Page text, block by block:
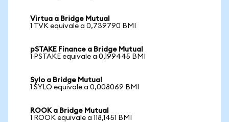
Virtua a Bridge Mutual
1 TVK equivale a 0,739790 BMI
pSTAKE Finance a Bridge Mutual
1 PSTAKE equivale a 0,199445 BMI
Sylo a Bridge Mutual
1 SYLO equivale a 0,008069 BMI
ROOK a Bridge Mutual
1 ROOK equivale a 118,1451 BMI